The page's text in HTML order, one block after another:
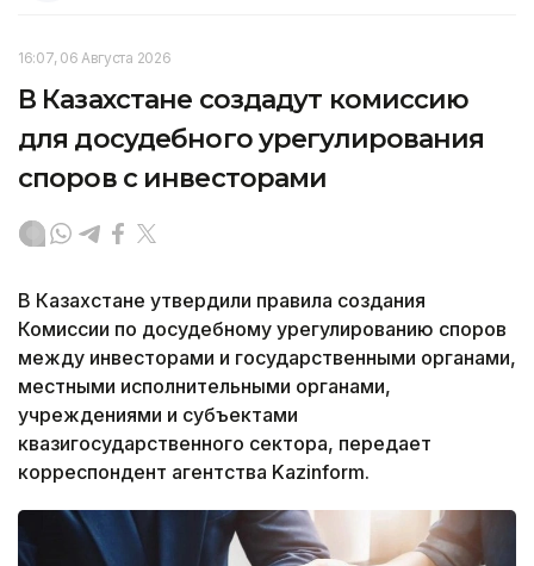
16:07, 06 Августа 2026
В Казахстане создадут комиссию
для досудебного урегулирования
споров с инвесторами
В Казахстане утвердили правила создания
Комиссии по досудебному урегулированию споров
между инвесторами и государственными органами,
местными исполнительными органами,
учреждениями и субъектами
квазигосударственного сектора, передает
корреспондент агентства Kazinform.